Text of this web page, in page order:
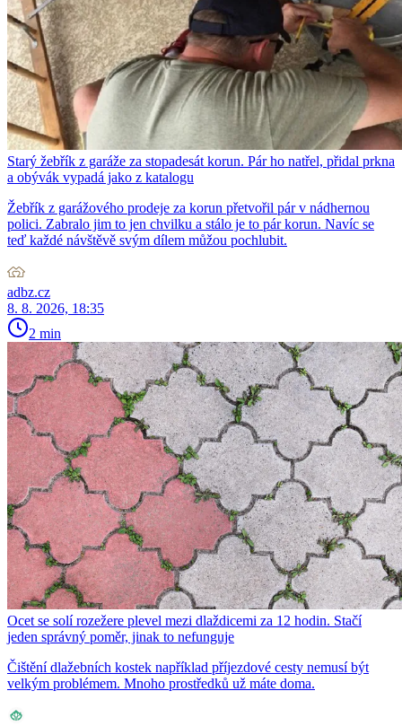
Starý žebřík z garáže za stopadesát korun. Pár ho natřel, přidal prkna
a obývák vypadá jako z katalogu
Žebřík z garážového prodeje za korun přetvořil pár v nádhernou
polici. Zabralo jim to jen chvilku a stálo je to pár korun. Navíc se
teď každé návštěvě svým dílem můžou pochlubit.
adbz.cz
8. 8. 2026, 18:35
2 min
Ocet se solí rozežere plevel mezi dlaždicemi za 12 hodin. Stačí
jeden správný poměr, jinak to nefunguje
Čištění dlažebních kostek například příjezdové cesty nemusí být
velkým problémem. Mnoho prostředků už máte doma.